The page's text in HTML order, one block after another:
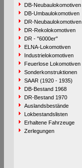
DB-Neubaulokomotiven
DB-Umbaulokomotiven
DR-Neubaulokomotiven
DR-Rekolokomotiven
DR - "6000er"
ELNA-Lokomotiven
Industrielokomotiven
Feuerlose Lokomotiven
Sonderkonstruktionen
SAAR (1920 - 1935)
DB-Bestand 1968
DR-Bestand 1970
Auslandsbestände
Lokbestandslisten
Erhaltene Fahrzeuge
Zerlegungen